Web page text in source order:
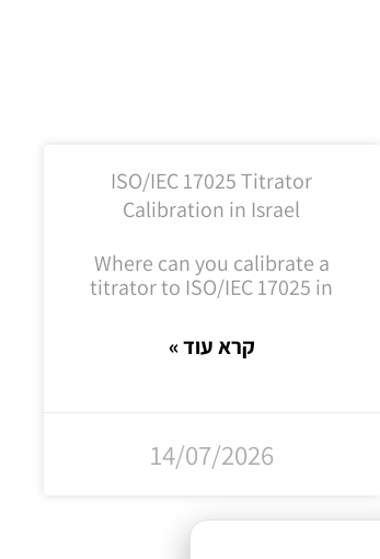
ISO/IEC 17025 Titrator
Calibration in Israel
Where can you calibrate a
titrator to ISO/IEC 17025 in
קרא עוד »
14/07/2026